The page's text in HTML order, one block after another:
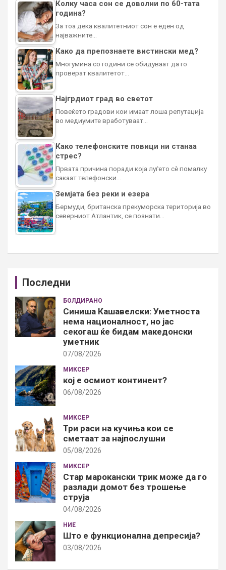
Колку часа сон се доволни по 60-тата
година?
За тоа дека квалитетниот сон е еден од
најважните…
Како да препознаете вистински мед?
Многумина со години се обидуваат да го
проверат квалитетот…
Најгрдиот град во светот
Повеќето градови кои имаат лоша репутација
во медиумите вработуваат…
Како телефонските повици ни станаа
стрес?
Првата причина поради која луѓето сè помалку
сакаат телефонски…
Земјата без реки и езера
Бермуди, британска прекуморска територија во
северниот Атлантик, се познати…
Последни
БОЛДИРАНО
Синиша Кашавелски: Уметноста
нема националност, но јас
секогаш ќе бидам македонски
уметник
07/08/2026
МИКСЕР
кој е осмиот континент?
06/08/2026
МИКСЕР
Три раси на кучиња кои се
сметаат за најпослушни
05/08/2026
МИКСЕР
Стар марокански трик може да го
разлади домот без трошење
струја
04/08/2026
НИЕ
Што е функционална депресија?
03/08/2026